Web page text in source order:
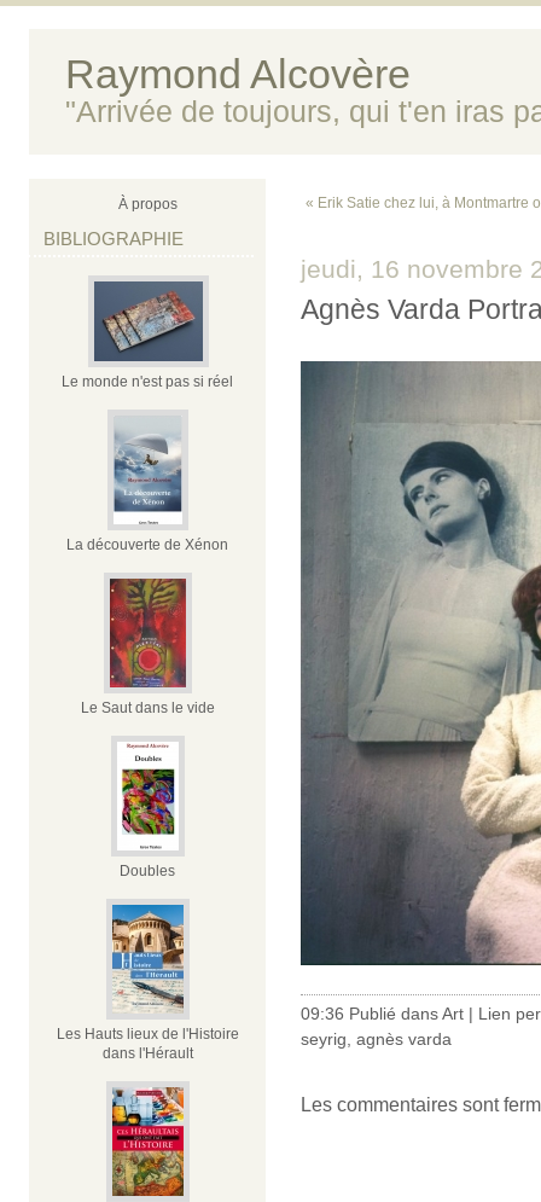
Raymond Alcovère
"Arrivée de toujours, qui t'en iras
À propos
BIBLIOGRAPHIE
Le monde n'est pas si réel
La découverte de Xénon
Le Saut dans le vide
Doubles
Les Hauts lieux de l'Histoire
dans l'Hérault
« Erik Satie chez lui, à Montmartre
jeudi, 16 novembre
Agnès Varda
09:36 Publié dansArt | Lien
seyrig agnès varda
Les commentaires sont